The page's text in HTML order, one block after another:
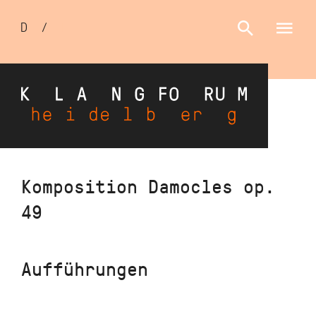
Direkt
Inhalt
Sprachumschalter
D /
Komposition Damocles op.
49
Aufführungen